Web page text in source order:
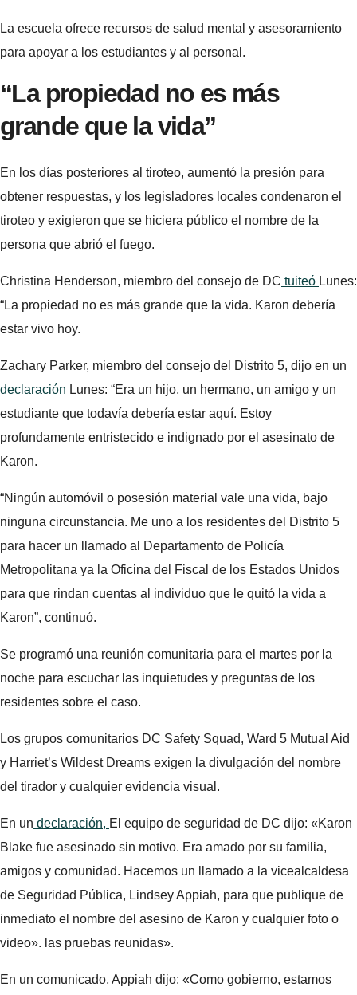
La escuela ofrece recursos de salud mental y asesoramiento
para apoyar a los estudiantes y al personal.
“La propiedad no es más
grande que la vida”
En los días posteriores al tiroteo, aumentó la presión para
obtener respuestas, y los legisladores locales condenaron el
tiroteo y exigieron que se hiciera público el nombre de la
persona que abrió el fuego.
Christina Henderson, miembro del consejo de DC tuiteó Lunes:
“La propiedad no es más grande que la vida. Karon debería
estar vivo hoy.
Zachary Parker, miembro del consejo del Distrito 5, dijo en un
declaración Lunes: “Era un hijo, un hermano, un amigo y un
estudiante que todavía debería estar aquí. Estoy
profundamente entristecido e indignado por el asesinato de
Karon.
“Ningún automóvil o posesión material vale una vida, bajo
ninguna circunstancia. Me uno a los residentes del Distrito 5
para hacer un llamado al Departamento de Policía
Metropolitana ya la Oficina del Fiscal de los Estados Unidos
para que rindan cuentas al individuo que le quitó la vida a
Karon”, continuó.
Se programó una reunión comunitaria para el martes por la
noche para escuchar las inquietudes y preguntas de los
residentes sobre el caso.
Los grupos comunitarios DC Safety Squad, Ward 5 Mutual Aid
y Harriet’s Wildest Dreams exigen la divulgación del nombre
del tirador y cualquier evidencia visual.
En un declaración, El equipo de seguridad de DC dijo: «Karon
Blake fue asesinado sin motivo. Era amado por su familia,
amigos y comunidad. Hacemos un llamado a la vicealcaldesa
de Seguridad Pública, Lindsey Appiah, para que publique de
inmediato el nombre del asesino de Karon y cualquier foto o
video». las pruebas reunidas».
En un comunicado, Appiah dijo: «Como gobierno, estamos